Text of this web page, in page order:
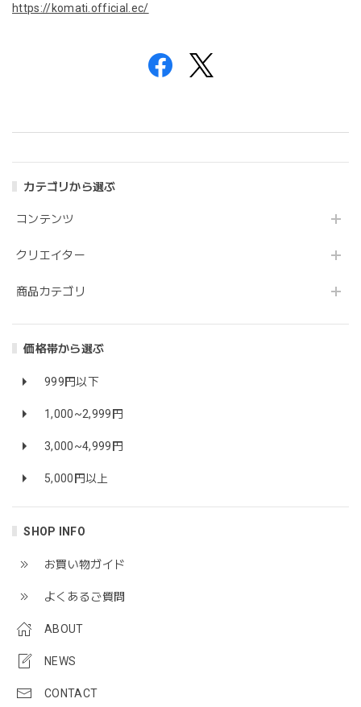
カテゴリから選ぶ
コンテンツ
クリエイター
商品カテゴリ
価格帯から選ぶ
999円以下
1,000~2,999円
3,000~4,999円
5,000円以上
SHOP INFO
お買い物ガイド
よくあるご質問
ABOUT
NEWS
CONTACT
https://komati.official.ec/